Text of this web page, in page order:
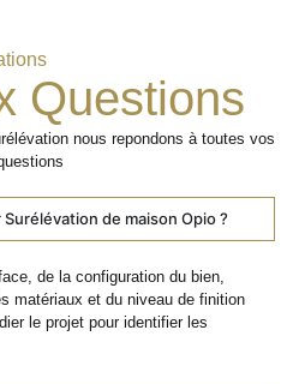
Questions
nous repondons à toutes vos
de maison Opio ?
de la configuration du bien,
matériaux et du niveau de finition
le projet pour identifier les